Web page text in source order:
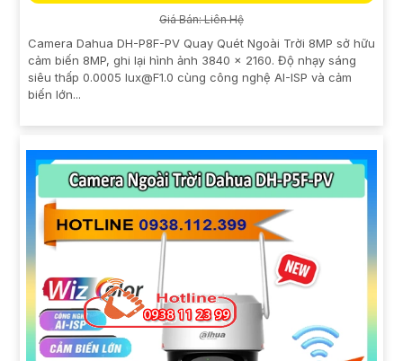
Giá Bán: Liên Hệ
Camera Dahua DH-P8F-PV Quay Quét Ngoài Trời 8MP sở hữu
cảm biến 8MP, ghi lại hình ảnh 3840 × 2160. Độ nhạy sáng
siêu thấp 0.0005 lux@F1.0 cùng công nghệ AI-ISP và cảm
biến lớn...